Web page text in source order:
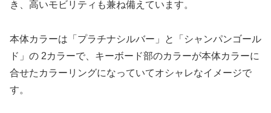
き、高いモビリティも兼ね備えています。
本体カラーは「プラチナシルバー」と「シャンパンゴール
ド」の 2カラーで、キーボード部のカラーが本体カラーに
合せたカラーリングになっていてオシャレなイメージで
す。